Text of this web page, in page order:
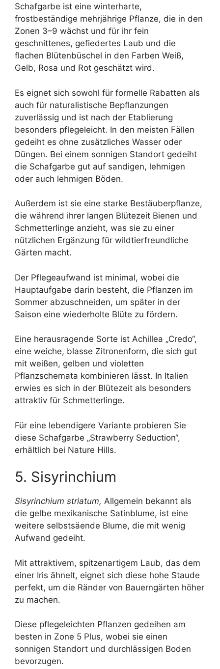
Schafgarbe ist eine winterharte,
frostbeständige mehrjährige Pflanze, die in den
Zonen 3–9 wächst und für ihr fein
geschnittenes, gefiedertes Laub und die
flachen Blütenbüschel in den Farben Weiß,
Gelb, Rosa und Rot geschätzt wird.
Es eignet sich sowohl für formelle Rabatten als
auch für naturalistische Bepflanzungen
zuverlässig und ist nach der Etablierung
besonders pflegeleicht. In den meisten Fällen
gedeiht es ohne zusätzliches Wasser oder
Düngen. Bei einem sonnigen Standort gedeiht
die Schafgarbe gut auf sandigen, lehmigen
oder auch lehmigen Böden.
Außerdem ist sie eine starke Bestäuberpflanze,
die während ihrer langen Blütezeit Bienen und
Schmetterlinge anzieht, was sie zu einer
nützlichen Ergänzung für wildtierfreundliche
Gärten macht.
Der Pflegeaufwand ist minimal, wobei die
Hauptaufgabe darin besteht, die Pflanzen im
Sommer abzuschneiden, um später in der
Saison eine wiederholte Blüte zu fördern.
Eine herausragende Sorte ist Achillea „Credo“,
eine weiche, blasse Zitronenform, die sich gut
mit weißen, gelben und violetten
Pflanzschemata kombinieren lässt. In Italien
erwies es sich in der Blütezeit als besonders
attraktiv für Schmetterlinge.
Für eine lebendigere Variante probieren Sie
diese Schafgarbe „Strawberry Seduction“,
erhältlich bei Nature Hills.
5. Sisyrinchium
Sisyrinchium striatum, Allgemein bekannt als
die gelbe mexikanische Satinblume, ist eine
weitere selbstsäende Blume, die mit wenig
Aufwand gedeiht.
Mit attraktivem, spitzenartigem Laub, das dem
einer Iris ähnelt, eignet sich diese hohe Staude
perfekt, um die Ränder von Bauerngärten höher
zu machen.
Diese pflegeleichten Pflanzen gedeihen am
besten in Zone 5 Plus, wobei sie einen
sonnigen Standort und durchlässigen Boden
bevorzugen.